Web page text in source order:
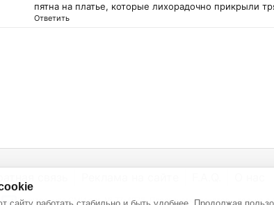
пятна на платье, которые лихорадочно прикрыли
Ответить
Электронное СМИ рег. № 77-4978. Перепечатка текстов - только с